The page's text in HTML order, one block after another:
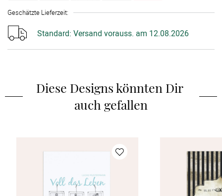
Geschätzte Lieferzeit:
Standard: Versand vorauss. am 12.08.2026
Diese Designs könnten Dir
auch gefallen